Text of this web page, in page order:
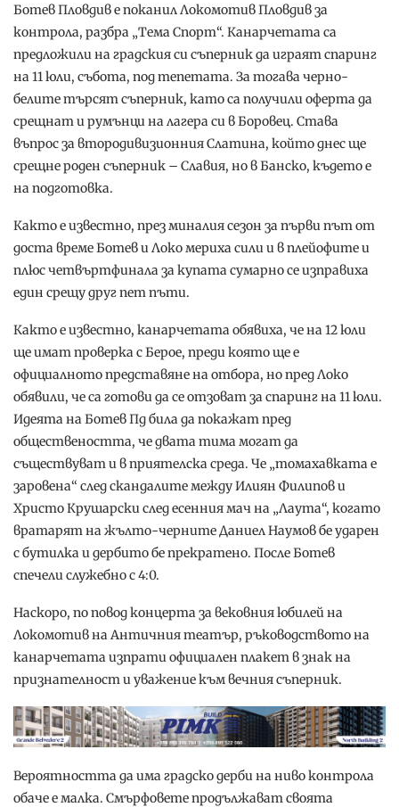
Ботев Пловдив е поканил Локомотив Пловдив за
контрола, разбра „Тема Спорт“. Канарчетата са
предложили на градския си съперник да играят спаринг
на 11 юли, събота, под тепетата. За тогава черно-
белите търсят съперник, като са получили оферта да
срещнат и румънци на лагера си в Боровец. Става
въпрос за втородивизионния Слатина, който днес ще
срещне роден съперник – Славия, но в Банско, където е
на подготовка.
Както е известно, през миналия сезон за първи път от
доста време Ботев и Локо мериха сили и в плейофите и
плюс четвъртфинала за купата сумарно се изправиха
един срещу друг пет пъти.
Както е известно, канарчетата обявиха, че на 12 юли
ще имат проверка с Берое, преди която ще е
официалното представяне на отбора, но пред Локо
обявили, че са готови да се отзоват за спаринг на 11 юли.
Идеята на Ботев Пд била да покажат пред
обществеността, че двата тима могат да
съществуват и в приятелска среда. Че „томахавката е
заровена“ след скандалите между Илиян Филипов и
Христо Крушарски след есенния мач на „Лаута“, когато
вратарят на жълто-черните Даниел Наумов бе ударен
с бутилка и дербито бе прекратено. После Ботев
спечели служебно с 4:0.
Наскоро, по повод концерта за вековния юбилей на
Локомотив на Античния театър, ръководството на
канарчетата изпрати официален плакет в знак на
признателност и уважение към вечния съперник.
Вероятността да има градско дерби на ниво контрола
обаче е малка. Смърфовете продължават своята